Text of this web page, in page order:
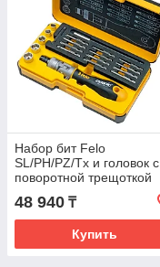
Набор бит Felo
SL/PH/PZ/Tx и головок с
поворотной трещоткой
Ergonic K в кейсе 20шт.
06072006
48 940 ₸
Купить